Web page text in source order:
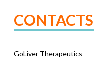
CONTACTS
GoLiver Therapeutics